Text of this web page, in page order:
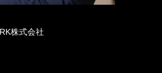
株式会社